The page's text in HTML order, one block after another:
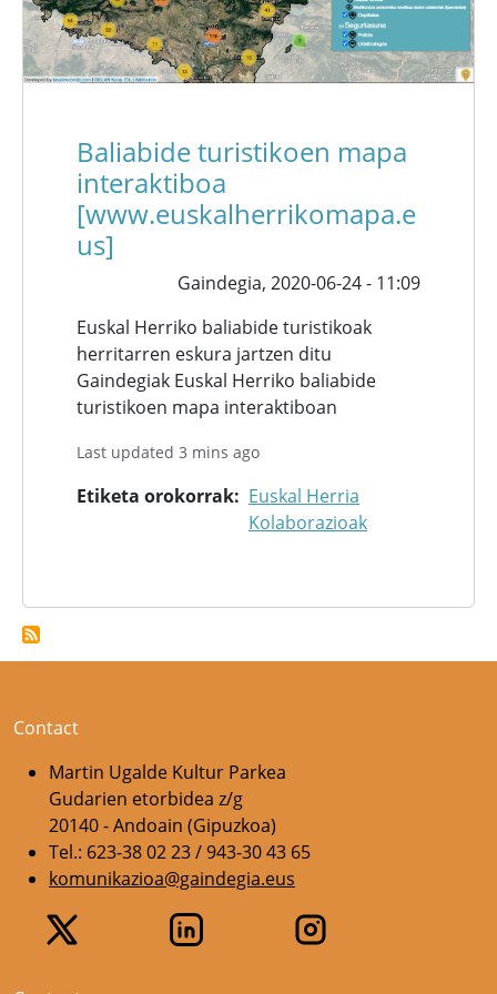
Baliabide turistikoen mapa
interaktiboa
[www.euskalherrikomapa.e
us]
Gaindegia, 2020-06-24 - 11:09
Euskal Herriko baliabide turistikoak
herritarren eskura jartzen ditu
Gaindegiak Euskal Herriko baliabide
turistikoen mapa interaktiboan
Last updated 3 mins ago
Etiketa orokorrak
Euskal Herria
Kolaborazioak
Contact
Martin Ugalde Kultur Parkea
Gudarien etorbidea z/g
20140 - Andoain (Gipuzkoa)
Tel.: 623-38 02 23 / 943-30 43 65
komunikazioa@gaindegia.eus